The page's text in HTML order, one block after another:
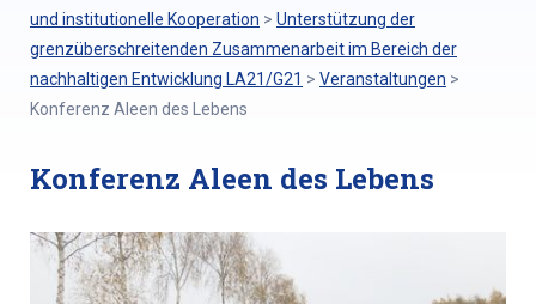
und institutionelle Kooperation > Unterstützung der
grenzüberschreitenden Zusammenarbeit im Bereich der
nachhaltigen Entwicklung LA21/G21 > Veranstaltungen >
Konferenz Aleen des Lebens
Konferenz Aleen des Lebens